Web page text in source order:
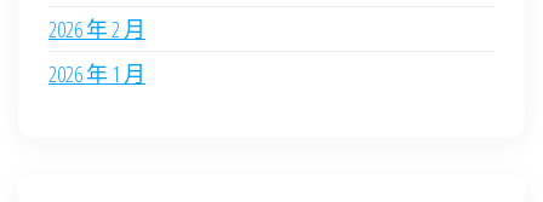
2026 年 2 月
2026 年 1 月